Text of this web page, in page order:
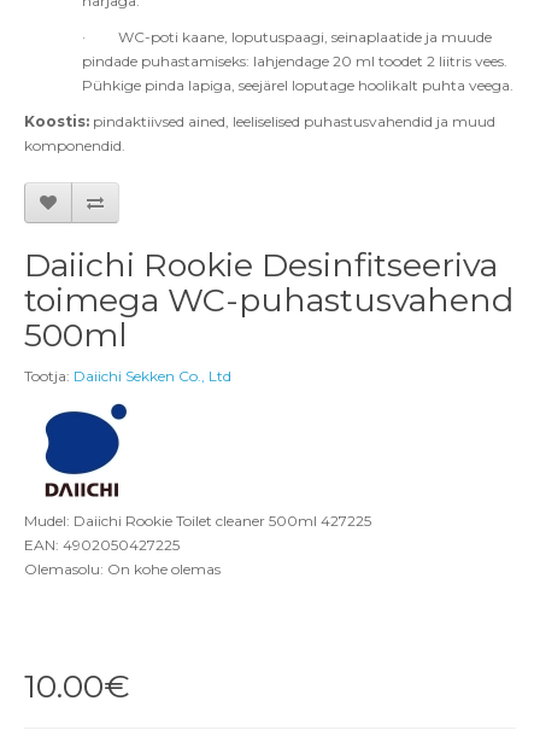
·
WC-poti kaane, loputuspaagi, seinaplaatide ja muude
pindade puhastamiseks: lahjendage 20 ml toodet 2 liitris vees.
Pühkige pinda lapiga, seejärel loputage hoolikalt puhta veega.
Koostis: pindaktiivsed ained, leeliselised puhastusvahendid ja muud
komponendid.
Daiichi Rookie Desinfitseeriva
toimega WC-puhastusvahend
500ml
Tootja: Daiichi Sekken Co., Ltd
Mudel: Daiichi Rookie Toilet cleaner 500ml 427225
EAN: 4902050427225
Olemasolu: On kohe olemas
10.00€